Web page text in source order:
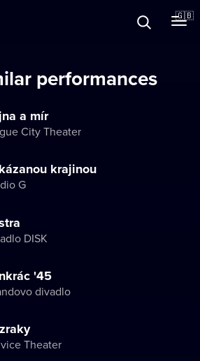
🇬🇧
performances
a mír
City Theater
krajinou
G
DISK
'45
divadlo
Theater